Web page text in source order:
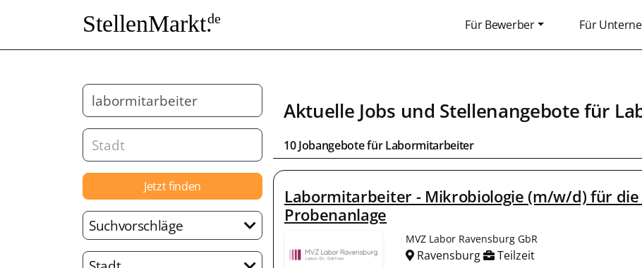
StellenMarkt.de Für Bewerber Für
Jetzt finden
Suchvorschläge
Aktuelle Jobs und Stellenangebote für
10 Jobangebote fürLabormitarbeiter
Labormitarbeiter - Mikrobiologie (m/w/d) für
Probenanlage
MVZ Labor Ravensburg GbR
Ravensburg Teilzeit